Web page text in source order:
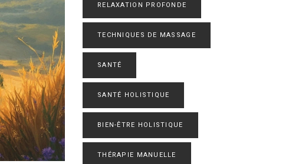
RELAXATION PROFONDE
TECHNIQUES DE MASSAGE
SANTÉ
SANTÉ HOLISTIQUE
BIEN-ÊTRE HOLISTIQUE
THÉRAPIE MANUELLE